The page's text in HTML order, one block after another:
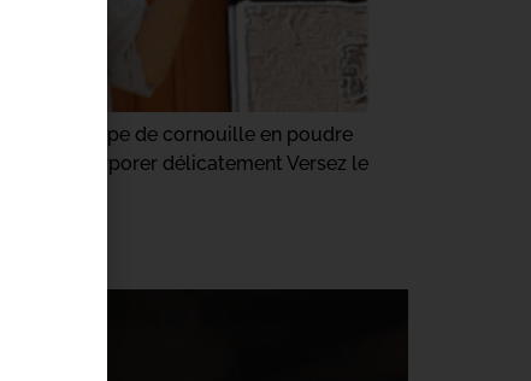
à soupe de cornouille en poudre
les incorporer délicatement Versez le